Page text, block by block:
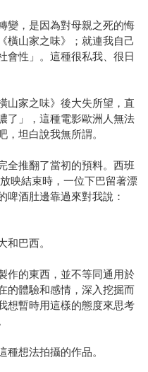
變，是因為對母親之死的悔
橫山家之味》；就連我自己
會性」。這種很私我、很日
山家之味》後大失所望，直
了」，這種電影歐洲人無法
坦白說我無所謂。
全推翻了當初的預料。西班
映結束時，一位下巴留著漂
啤酒肚邊靠過來對我說：
和巴西。
作的東西，並不等同通用於
的體驗和感情，深入挖掘而
想暫時用這樣的態度來思考
想法拍攝的作品。